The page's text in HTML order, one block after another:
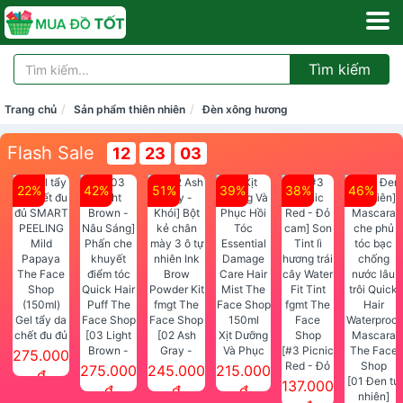
Tìm kiếm
Trang chủ Sản phẩm thiên nhiên Đèn xông hương
Flash Sale 12 23 03
22%
Gel tẩy da
chết đu đủ
SMART
PEELING
275.000
đ
42%
[03 Light
Brown -
Nâu Sáng]
Phấn che
275.000
đ
51%
[02 Ash
Gray -
Khói] Bột
kẻ chân
245.000
đ
39%
Xịt Dưỡng
Và Phục
Hồi Tóc
Essential
215.000
đ
38%
[#3 Picnic
Red - Đỏ
cam] Son
137.000
46%
[01 Đen tự
nhiên]